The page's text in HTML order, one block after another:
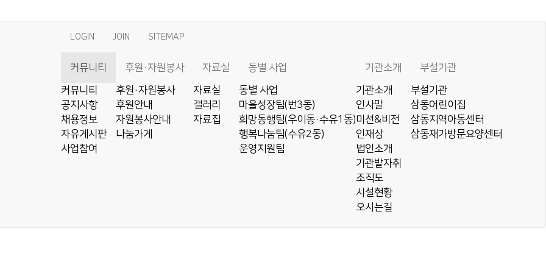
LOGIN JOIN SITEMAP
커뮤니티
커뮤니티
공지사항
채용정보
자유게시판
사업참여
후원·자원봉사
후원·자원봉사
후원안내
자원봉사안내
나눔가게
자료실
자료실
갤러리
자료집
동별 사업
동별 사업
마을성장팀(번3동)
희망동행팀(우이동·수유1동)
행복나눔팀(수유2동)
운영지원팀
기관소개
기관소개
인사말
미션&비전
인재상
법인소개
기관발자취
조직도
시설현황
오시는길
부설기관
부설기관
삼동어린이집
삼동지역아동센터
삼동재가방문요양센터